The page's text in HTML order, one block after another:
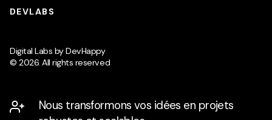
DEVLABS
Digital Labs by DevHappy
© 2026. All rights reserved
Nous transformons vos idées en projets